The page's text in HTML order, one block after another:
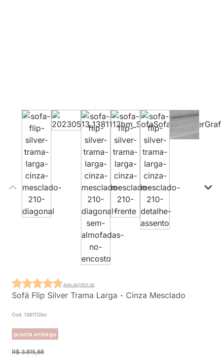
Sofá Flip Silver Trama Larga - Cinza Mesclado
Cod. 1381112bo
pronta entrega
AVALIAÇÕES (6)
R$ 3.815,88